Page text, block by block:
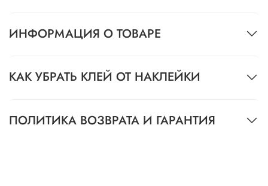
ИНФОРМАЦИЯ О ТОВАРЕ
КАК УБРАТЬ КЛЕЙ ОТ НАКЛЕЙКИ
ПОЛИТИКА ВОЗВРАТА И ГАРАНТИЯ